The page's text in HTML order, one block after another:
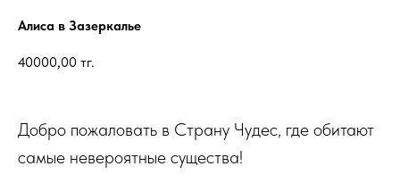
Алиса в Зазеркалье
40000,00 тг.
Добро пожаловать в Страну Чудес, где обитают
самые невероятные существа!